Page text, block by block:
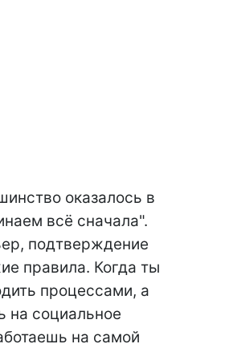
оказалось в
всё сначала".
подтверждение
правила. Когда ты
процессами, а
на социальное
на самой